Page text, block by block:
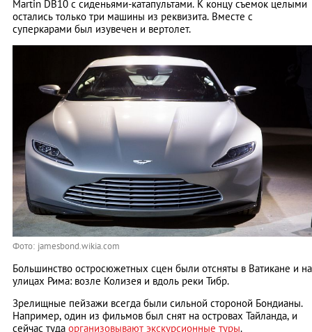
Martin DB10 с сиденьями-катапультами. К концу съемок целыми
остались только три машины из реквизита. Вместе с
суперкарами был изувечен и вертолет.
Фото: jamesbond.wikia.com
Большинство остросюжетных сцен были отсняты в Ватикане и на
улицах Рима: возле Колизея и вдоль реки Тибр.
Зрелищные пейзажи всегда были сильной стороной Бондианы.
Например, один из фильмов был снят на островах Тайланда, и
сейчас туда организовывают экскурсионные туры.